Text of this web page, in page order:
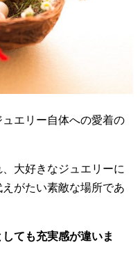
エリー自体への愛着の
大好きなジュエリーに
がたい素敵な場所であ
ても充実感が違いま